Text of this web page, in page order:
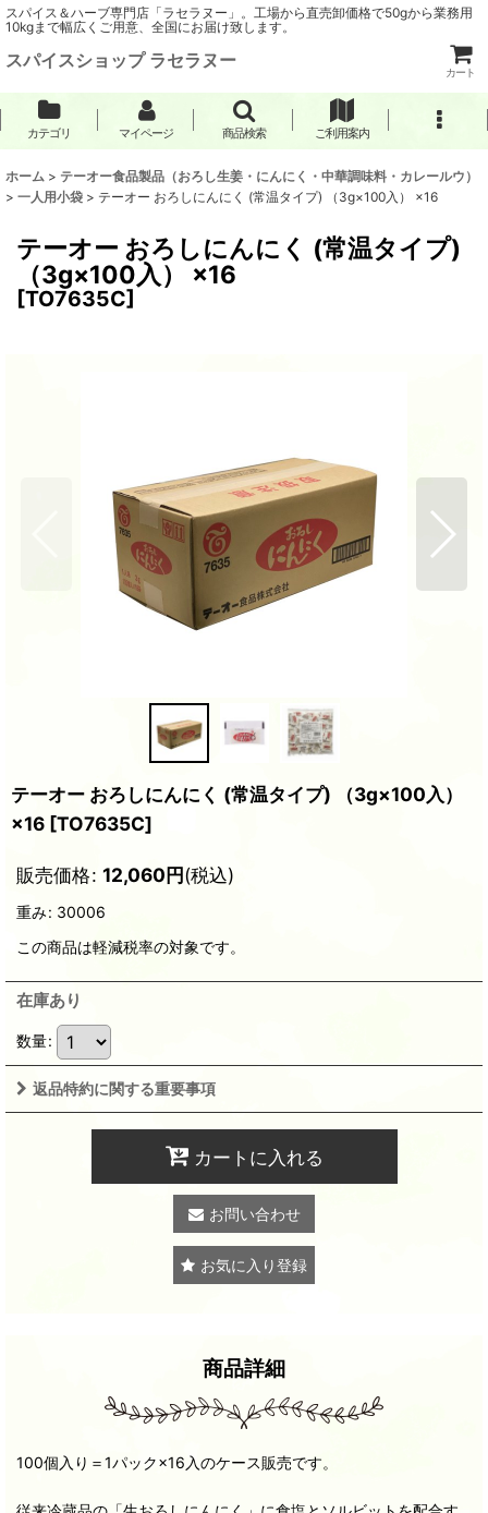
スパイス＆ハーブ専門店「ラセラヌー」。工場から直売卸価格で50gから業務用
10kgまで幅広くご用意、全国にお届け致します。
スパイスショップ ラセラヌー
カート
カテゴリ マイページ 商品検索 ご利用案内
ホーム > テーオー食品製品（おろし生姜・にんにく・中華調味料・カレールウ）
> 一人用小袋 > テーオー おろしにんにく (常温タイプ) （3g×100入） ×16
テーオー おろしにんにく (常温タイプ)
（3g×100入） ×16
[TO7635C]
テーオー おろしにんにく (常温タイプ) （3g×100入）
×16 [TO7635C]
販売価格: 12,060円(税込)
重み: 30006
この商品は軽減税率の対象です。
在庫あり
数量:
返品特約に関する重要事項
カートに入れる
お問い合わせ
お気に入り登録
商品詳細
100個入り＝1パック×16入のケース販売です。